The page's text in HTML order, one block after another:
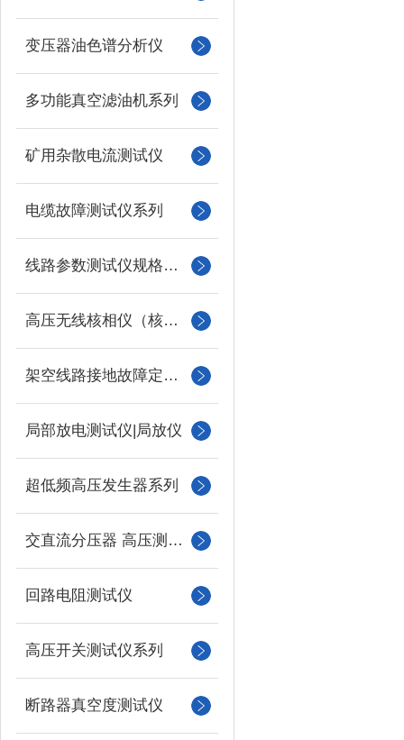
变压器油色谱分析仪
多功能真空滤油机系列
矿用杂散电流测试仪
电缆故障测试仪系列
线路参数测试仪规格型号
高压无线核相仪（核相器）
架空线路接地故障定位仪
局部放电测试仪|局放仪
超低频高压发生器系列
交直流分压器 高压测量仪
回路电阻测试仪
高压开关测试仪系列
断路器真空度测试仪